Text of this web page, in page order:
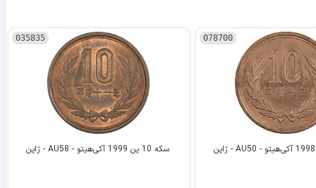
078700
035835
سکه 10 ین 1999 آکی‌هیتو - AU58 - ژاپن